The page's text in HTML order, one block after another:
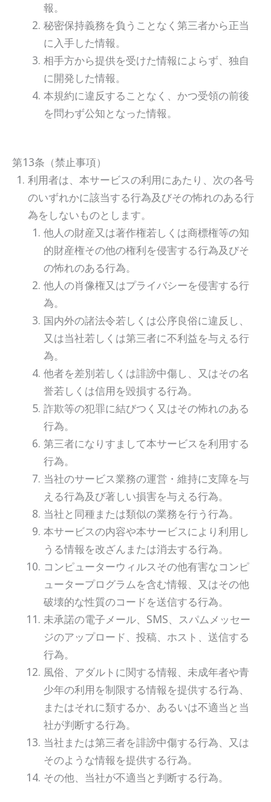
報。
秘密保持義務を負うことなく第三者から正当
に入手した情報。
相手方から提供を受けた情報によらず、独自
に開発した情報。
本規約に違反することなく、かつ受領の前後
を問わず公知となった情報。
第13条（禁止事項）
利用者は、本サービスの利用にあたり、次の各号
のいずれかに該当する行為及びその怖れのある行
為をしないものとします。
他人の財産又は著作権若しくは商標権等の知
的財産権その他の権利を侵害する行為及びそ
の怖れのある行為。
他人の肖像権又はプライバシーを侵害する行
為。
国内外の諸法令若しくは公序良俗に違反し、
又は当社若しくは第三者に不利益を与える行
為。
他者を差別若しくは誹謗中傷し、又はその名
誉若しくは信用を毀損する行為。
詐欺等の犯罪に結びつく又はその怖れのある
行為。
第三者になりすまして本サービスを利用する
行為。
当社のサービス業務の運営・維持に支障を与
える行為及び著しい損害を与える行為。
当社と同種または類似の業務を行う行為。
本サービスの内容や本サービスにより利用し
うる情報を改ざんまたは消去する行為。
コンピューターウィルスその他有害なコンピ
ュータープログラムを含む情報、又はその他
破壊的な性質のコードを送信する行為。
未承諾の電子メール、SMS、スパムメッセー
ジのアップロード、投稿、ホスト、送信する
行為。
風俗、アダルトに関する情報、未成年者や青
少年の利用を制限する情報を提供する行為、
またはそれに類するか、あるいは不適当と当
社が判断する行為。
当社または第三者を誹謗中傷する行為、又は
そのような情報を提供する行為。
その他、当社が不適当と判断する行為。